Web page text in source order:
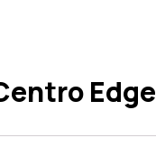
Edge